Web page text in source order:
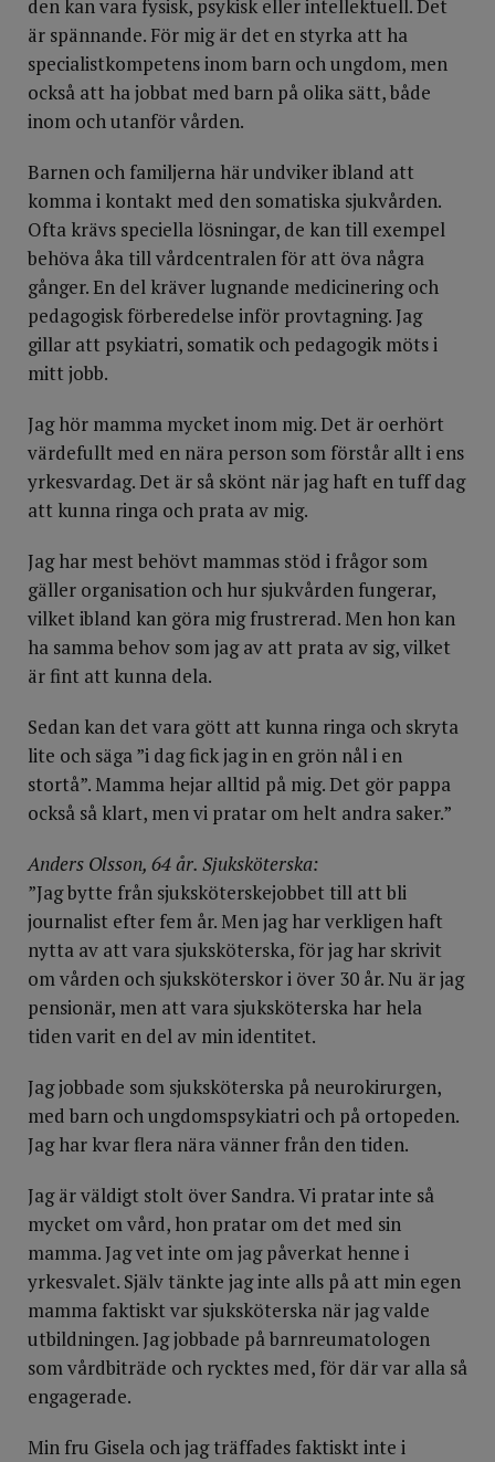
den kan vara fysisk, psykisk eller intellektuell. Det
är spännande. För mig är det en styrka att ha
specialistkompetens inom barn och ungdom, men
också att ha jobbat med barn på olika sätt, både
inom och utanför vården.
Barnen och familjerna här undviker ibland att
komma i kontakt med den somatiska sjukvården.
Ofta krävs speciella lösningar, de kan till exempel
behöva åka till vårdcentralen för att öva några
gånger. En del kräver lugnande medicinering och
pedagogisk förberedelse inför provtagning. Jag
gillar att psykiatri, somatik och pedagogik möts i
mitt jobb.
Jag hör mamma mycket inom mig. Det är oerhört
värdefullt med en nära person som förstår allt i ens
yrkesvardag. Det är så skönt när jag haft en tuff dag
att kunna ringa och prata av mig.
Jag har mest behövt mammas stöd i frågor som
gäller organisation och hur sjukvården fungerar,
vilket ibland kan göra mig frustrerad. Men hon kan
ha samma behov som jag av att prata av sig, vilket
är fint att kunna dela.
Sedan kan det vara gött att kunna ringa och skryta
lite och säga ”i dag fick jag in en grön nål i en
stortå”. Mamma hejar alltid på mig. Det gör pappa
också så klart, men vi pratar om helt andra saker.”
Anders Olsson, 64 år. Sjuksköterska:
”Jag bytte från sjukskö­terskejobbet till att bli
journalist efter fem år. Men jag har verkligen haft
nytta av att vara sjuksköterska, för jag har skrivit
om vården och sjuksköterskor i över 30 år. Nu är jag
pensionär, men att vara sjuksköterska har hela
tiden varit en del av min identitet.
Jag jobbade som sjuksköterska på neurokirurgen,
med barn och ungdoms­psykiatri och på ortopeden.
Jag har kvar flera nära vänner från den tiden.
Jag är väldigt stolt över Sandra. Vi pratar inte så
mycket om vård, hon pratar om det med sin
mamma. Jag vet inte om jag påverkat henne i
yrkesvalet. Själv tänkte jag inte alls på att min egen
mamma faktiskt var sjuksköterska när jag valde
utbildningen. Jag jobbade på barnreumatologen
som vårdbiträde och rycktes med, för där var alla så
engagerade.
Min fru Gisela och jag träffades faktiskt inte i